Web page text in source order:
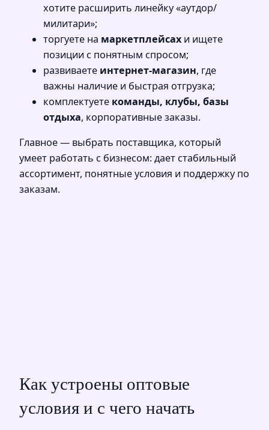
хотите расширить линейку «аутдор/
милитари»;
торгуете на маркетплейсах и ищете
позиции с понятным спросом;
развиваете интернет‑магазин, где
важны наличие и быстрая отгрузка;
комплектуете команды, клубы, базы
отдыха, корпоративные заказы.
Главное — выбрать поставщика, который
умеет работать с бизнесом: дает стабильный
ассортимент, понятные условия и поддержку по
заказам.
Как устроены оптовые
условия и с чего начать